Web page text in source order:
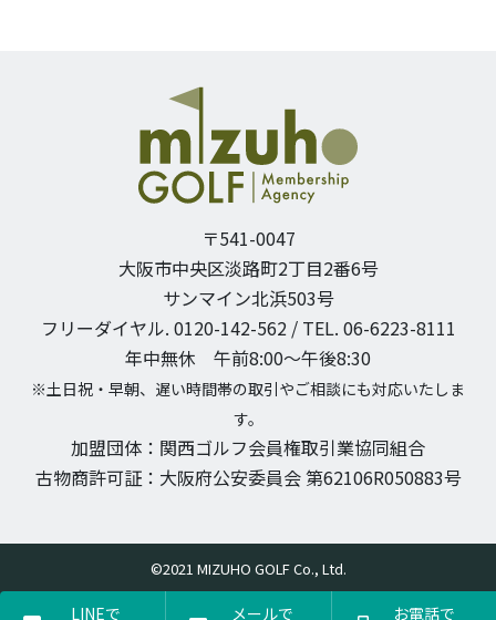
〒541-0047
大阪市中央区淡路町2丁目2番6号
サンマイン北浜503号
フリーダイヤル. 0120-142-562 / TEL. 06-6223-8111
年中無休 午前8:00〜午後8:30
※土日祝・早朝、遅い時間帯の取引やご相談にも対応いたしま
す。
加盟団体：関西ゴルフ会員権取引業協同組合
古物商許可証：大阪府公安委員会 第62106R050883号
©2021 MIZUHO GOLF Co., Ltd.
LINEで メールで お電話で